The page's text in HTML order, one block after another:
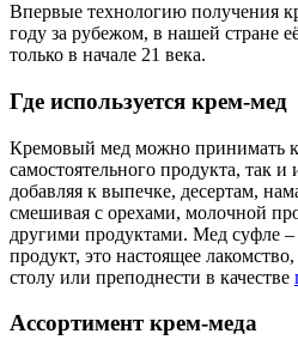
Впервые технологию получения
году за рубежом, в нашей стране
только в начале 21 века.
Где используется крем-мед
Кремовый мед можно принимать
самостоятельного продукта, так и
добавляя к выпечке, десертам,
смешивая с орехами, молочной
другими продуктами. Мед суфле –
продукт, это настоящее
столу или преподнести в качестве
Ассортимент крем-меда